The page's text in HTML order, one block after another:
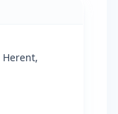
Herent,